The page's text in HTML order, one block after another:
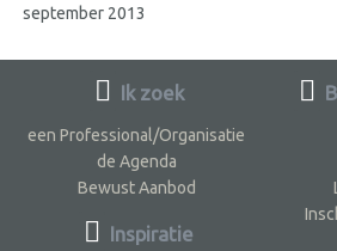
september 2013
Ik zoek
een Professional/Organisatie
de Agenda
Bewust Aanbod
Inspiratie